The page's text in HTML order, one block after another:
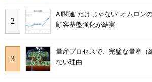
AI関連“だけじゃない”オムロン
顧客基盤強化が結実
量産プロセスで、完璧な量産（
ない理由